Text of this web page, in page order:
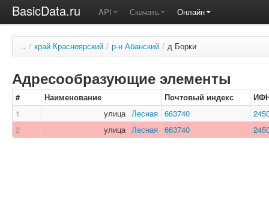
BasicData.ru API Скачать Онлайн
.. / край Красноярский / р-н Абанский / д Борки
Адресообразующие элементы
# Наименование Почтовый индекс
1
улица Лесная 663740
2
улица Лесная 663740